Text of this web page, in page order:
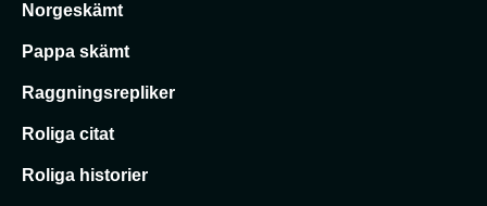
Norgeskämt
Pappa skämt
Raggningsrepliker
Roliga citat
Roliga historier